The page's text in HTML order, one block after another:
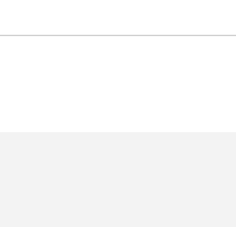
ツ